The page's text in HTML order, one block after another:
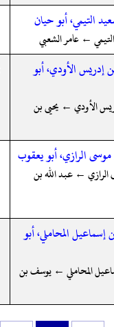
التيمي، أبو حيان
← عامر الشعبي
إدريس الأودي، أبو
الأودي ← يحيى بن
الرازي، أبو يعقوب
← عبد الله بن
المحاملي، أبو
المحاملي ← يوسف بن